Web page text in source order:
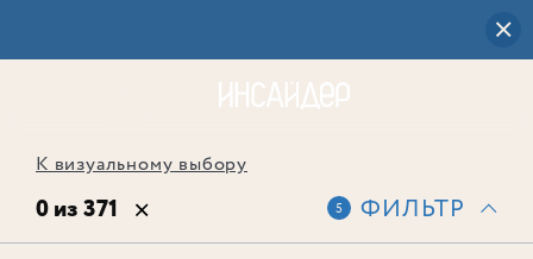
К визуальному выбору
0 из 371 5 ФИЛЬТР